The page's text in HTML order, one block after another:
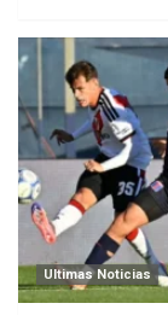
Ultimas Noticias